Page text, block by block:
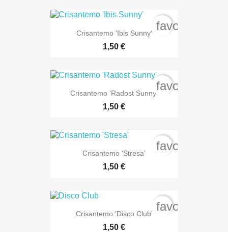
Crisantemo 'Ibis Sunny'
1,50 €
Crisantemo 'Radost Sunny'
1,50 €
Crisantemo 'Stresa'
1,50 €
Crisantemo 'Disco Club'
1,50 €